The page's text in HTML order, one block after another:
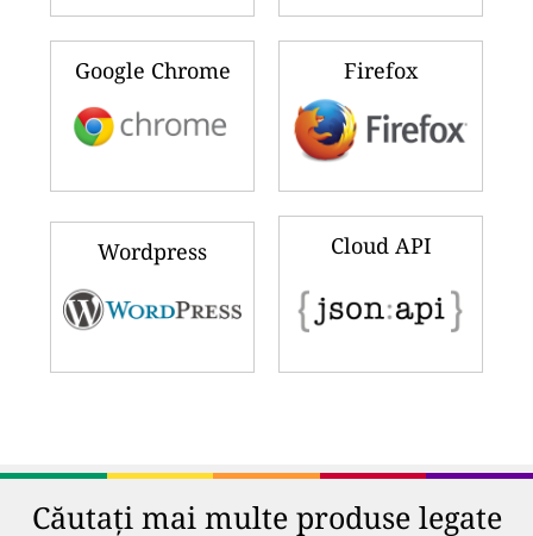
Google Chrome Firefox
Wordpress Cloud API
Căutați mai multe produse legate